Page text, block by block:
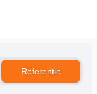
Referentie